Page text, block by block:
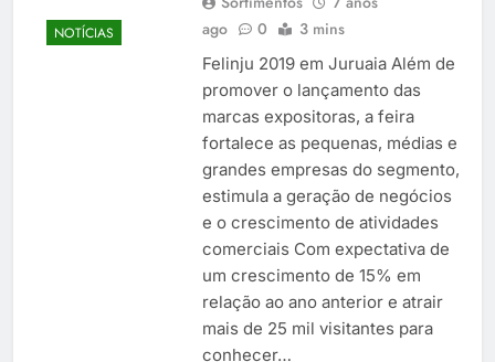
NOTÍCIAS
ago
0 3 mins
Felinju 2019 em Juruaia Além de
promover o lançamento das
marcas expositoras, a feira
fortalece as pequenas, médias e
grandes empresas do segmento,
estimula a geração de negócios
e o crescimento de atividades
comerciais Com expectativa de
um crescimento de 15% em
relação ao ano anterior e atrair
mais de 25 mil visitantes para
conhecer…